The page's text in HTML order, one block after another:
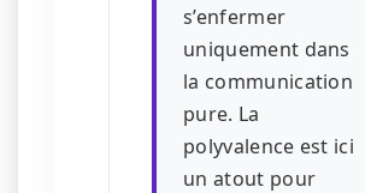
s’enfermer
uniquement dans
la communication
pure. La
polyvalence est ici
un atout pour